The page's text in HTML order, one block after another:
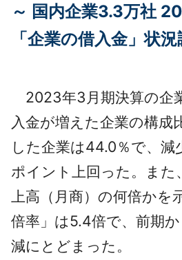
採用情報
English
～ 国内企業3.3万社
「企業の借入金」状況
2023年3月期決算の企
入金が増えた企業の構成
した企業は44.0％で、減
ポイント上回った。また
上高（月商）の何倍かを
倍率」は5.4倍で、前期
減にとどまった。